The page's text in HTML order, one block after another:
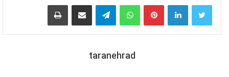
پینترست واتس آپ تلگرام اشتراک گذاری از طریق ایمیل
taranehrad